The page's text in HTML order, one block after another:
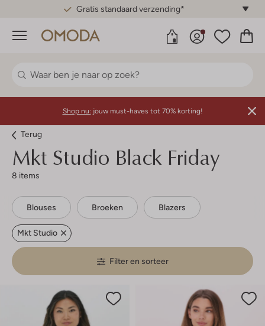
Gratis standaard verzending*
Menu
Shop nu: jouw must-haves tot 70% korting!
Terug
Mkt Studio Black Friday
8 items
Blouses Broeken Blazers
Mkt Studio
Filter en sorteer